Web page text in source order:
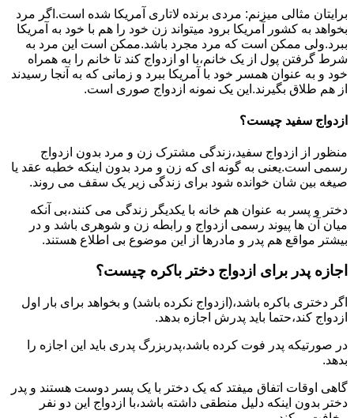
برایتان مثالی میزنم: مردی برنده لاتاری آمریکا شده است.اگر مرد
بخواهد به کشور آمریکا برود میتواند زن خود را هم با خود به آمریکا
ببرد.ولی ممکن است که مرد مجرد باشد.ممکن است این مرد به
شرط گرفتن پول از یک خانم،با او ازدواج کند تا خانم را به همراه
خود و به عنوان همسر خود با آمریکا ببرد و زمانی که به آنجا رسیدند
از هم طلاق بگیرند.این یک نمونه ازدواج صوری است.
ازدواج سفید چیست؟
منظور از ازدواج سفید،زندگی مشترک زن و مرد بدون ازدواج
رسمی است.یعنی به گونه ای که زن و مرد بدون اینکه خطبه عقد یا
صیغه بین شان خوانده شود برای زندگی زیر یک سقف می روند.
دختر و پسر به عنوان هم خانه با یکدیگر زندگی می کنند،بی آنکه
میان آن ها پیوند رسمی ازدواج و رابطه زن و شوهری باشد و در
بیشتر مواقع هم پدر و مادرها از این موضوع بی اطلاع هستند.
اجازه پدر برای ازدواج دختر باکره چیست؟
اگر دختری باکره باشد،(ازدواج نکرده باشد) و بخواهد برای بار اول
ازدواج کند،حتما باید پدرش اجازه بدهد.
در صورتیکه پدر فوت کرده باشد،پدربزرگ پدری باید این اجازه را
بدهد.
گاهی اوقات اتفاق میفتد که یک دختر با یک پسر دوست هستند و پدر
دختر بدون اینکه دلیل منطقی داشته باشد،با ازدواج این دو نفر